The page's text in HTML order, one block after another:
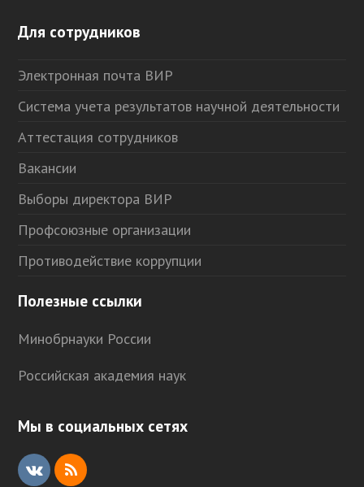
Для сотрудников
Электронная почта ВИР
Система учета результатов научной деятельности
Аттестация сотрудников
Вакансии
Выборы директора ВИР
Профсоюзные организации
Противодействие коррупции
Полезные ссылки
Минобрнауки России
Российская академия наук
Мы в социальных сетях
V
R